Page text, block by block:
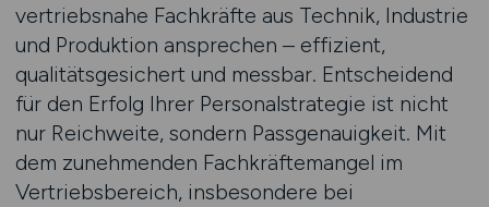
vertriebsnahe Fachkräfte aus Technik, Industrie
und Produktion ansprechen – effizient,
qualitätsgesichert und messbar. Entscheidend
für den Erfolg Ihrer Personalstrategie ist nicht
nur Reichweite, sondern Passgenauigkeit. Mit
dem zunehmenden Fachkräftemangel im
Vertriebsbereich, insbesondere bei